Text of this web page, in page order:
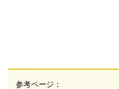
参考ページ：